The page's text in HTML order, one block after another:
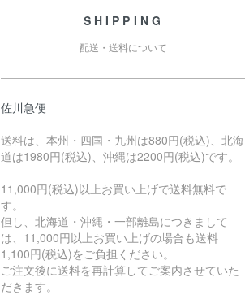
SHIPPING
配送・送料について
佐川急便
送料は、本州・四国・九州は880円(税込)、北海
道は1980円(税込)、沖縄は2200円(税込)です。
11,000円(税込)以上お買い上げで送料無料で
す。
但し、北海道・沖縄・一部離島につきまして
は、11,000円以上お買い上げの場合も送料
1,100円(税込)をご負担ください。
ご注文後に送料を再計算してご案内させていた
だきます。